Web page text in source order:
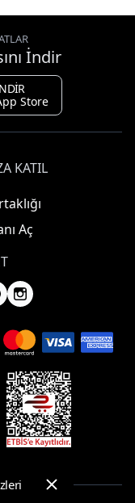
İndir
Store
KATIL
Aç